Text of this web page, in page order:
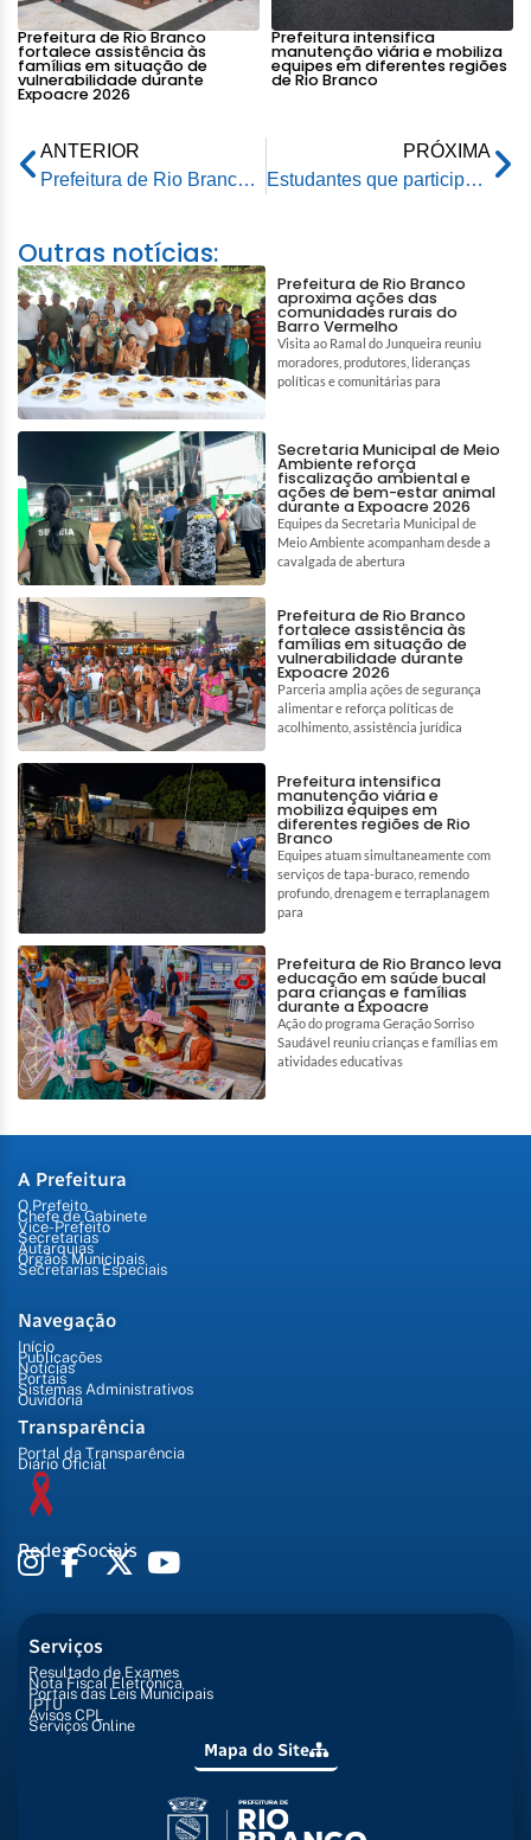
Prefeitura de Rio Branco
fortalece assistência às
famílias em situação de
vulnerabilidade durante
Expoacre 2026
Prefeitura intensifica
manutenção viária e mobiliza
equipes em diferentes regiões
de Rio Branco
ANTERIOR
Prefeitura de Rio Branco mantém unidades de referência abertas durante ponto facultativo desta segunda-feira (29)
PRÓXIMA
Estudantes que participaram de intercâmbio na Disney e na NASA compartilham experiências com o prefeito de Rio Branco
Outras notícias:
Prefeitura de Rio Branco
aproxima ações das
comunidades rurais do
Barro Vermelho
Visita ao Ramal do Junqueira reuniu
moradores, produtores, lideranças
políticas e comunitárias para
Secretaria Municipal de Meio
Ambiente reforça
fiscalização ambiental e
ações de bem-estar animal
durante a Expoacre 2026
Equipes da Secretaria Municipal de
Meio Ambiente acompanham desde a
cavalgada de abertura
Prefeitura de Rio Branco
fortalece assistência às
famílias em situação de
vulnerabilidade durante
Expoacre 2026
Parceria amplia ações de segurança
alimentar e reforça políticas de
acolhimento, assistência jurídica
Prefeitura intensifica
manutenção viária e
mobiliza equipes em
diferentes regiões de Rio
Branco
Equipes atuam simultaneamente com
serviços de tapa-buraco, remendo
profundo, drenagem e terraplanagem
para
Prefeitura de Rio Branco leva
educação em saúde bucal
para crianças e famílias
durante a Expoacre
Ação do programa Geração Sorriso
Saudável reuniu crianças e famílias em
atividades educativas
A Prefeitura
O Prefeito
Chefe de Gabinete
Vice-Prefeito
Secretarias
Autarquias
Órgãos Municipais
Secretarias Especiais
Navegação
Início
Publicações
Notícias
Portais
Sistemas Administrativos
Ouvidoria
Transparência
Portal da Transparência
Diário Oficial
Redes Sociais
Serviços
Resultado de Exames
Nota Fiscal Eletrônica
Portais das Leis Municipais
IPTU
Avisos CPL
Serviços Online
Mapa do Site